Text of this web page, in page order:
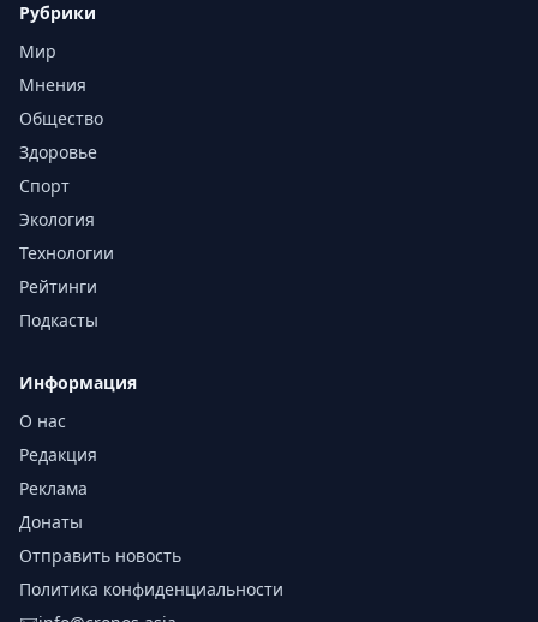
Рубрики
Мир
Мнения
Общество
Здоровье
Спорт
Экология
Технологии
Рейтинги
Подкасты
Информация
О нас
Редакция
Реклама
Донаты
Отправить новость
Политика конфиденциальности